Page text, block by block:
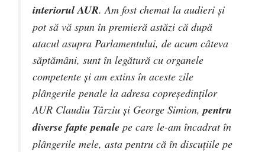
interiorul AUR. Am fost chemat la audieri și
pot să vă spun în premieră astăzi că după
atacul asupra Parlamentului, de acum câteva
săptămâni, sunt în legătură cu organele
competente și am extins în aceste zile
plângerile penale la adresa copreședinților
AUR Claudiu Târziu și George Simion,pentru
diverse fapte penale pe care le-am încadrat în
plângerile mele, asta pentru că în discuțiile pe